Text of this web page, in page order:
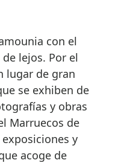
con el
lejos. Por el
lugar de gran
se exhiben de
y obras
Marruecos de
y
acoge de